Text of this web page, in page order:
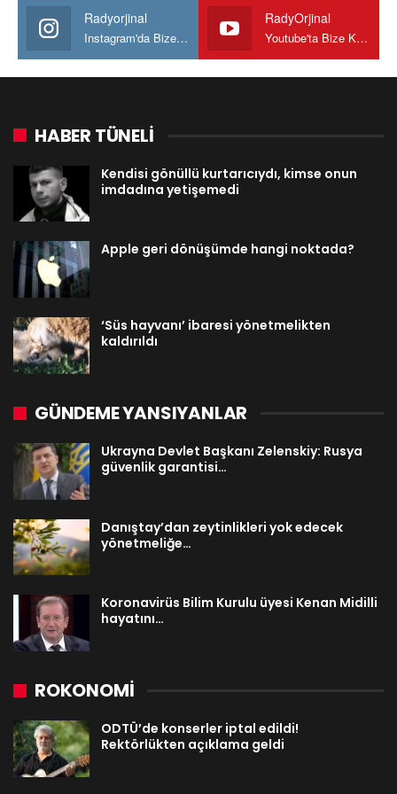
Radyorjinal
Instagram'da Bize katılın
RadyOrjinal
Youtube'ta Bize Katılın
HABER TÜNELİ
Kendisi gönüllü kurtarıcıydı, kimse onun
imdadına yetişemedi
Apple geri dönüşümde hangi noktada?
‘Süs hayvanı’ ibaresi yönetmelikten
kaldırıldı
GÜNDEME YANSIYANLAR
Ukrayna Devlet Başkanı Zelenskiy: Rusya
güvenlik garantisi…
Danıştay’dan zeytinlikleri yok edecek
yönetmeliğe…
Koronavirüs Bilim Kurulu üyesi Kenan Midilli
hayatını…
ROKONOMİ
ODTÜ’de konserler iptal edildi!
Rektörlükten açıklama geldi